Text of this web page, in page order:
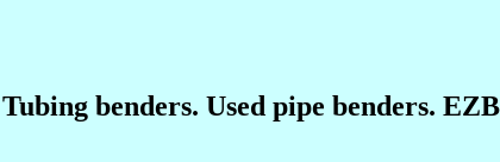
benders. Used pipe benders.